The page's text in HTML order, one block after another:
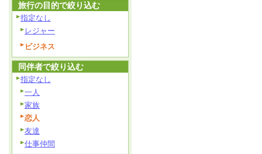
旅行の目的で絞り込む
指定なし
レジャー
ビジネス
同伴者で絞り込む
指定なし
一人
家族
恋人
友達
仕事仲間